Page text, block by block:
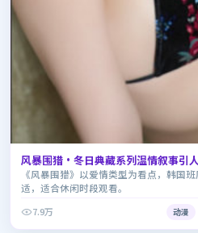
风暴围猎·冬日典藏系列温情叙事引
《风暴围猎》以爱情类型为看点，韩国
适，适合休闲时段观看。
7.9万
动漫